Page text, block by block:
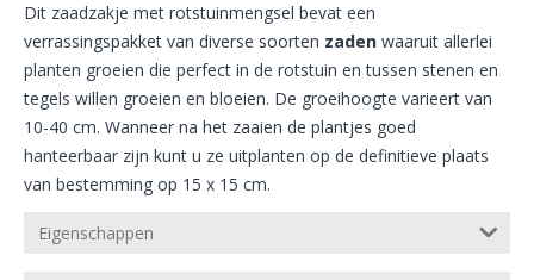
Dit zaadzakje met rotstuinmengsel bevat een
verrassingspakket van diverse soorten zaden waaruit allerlei
planten groeien die perfect in de rotstuin en tussen stenen en
tegels willen groeien en bloeien. De groeihoogte varieert van
10-40 cm. Wanneer na het zaaien de plantjes goed
hanteerbaar zijn kunt u ze uitplanten op de definitieve plaats
van bestemming op 15 x 15 cm.
Eigenschappen